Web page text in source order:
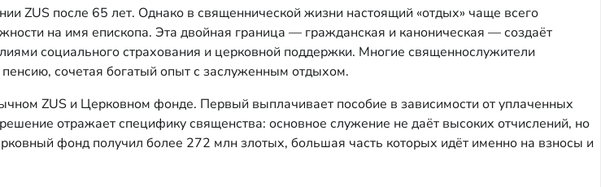
ZUS после 65 лет. Однако в священнической жизни настоящий «отдых» чаще всего
на имя епископа. Эта двойная граница — гражданская и каноническая — создаёт
социального страхования и церковной поддержки. Многие священнослужители
сочетая богатый опыт с заслуженным отдыхом.
ZUS и Церковном фонде. Первый выплачивает пособие в зависимости от уплаченных
отражает специфику священства: основное служение не даёт высоких отчислений, но
фонд получил более 272 млн злотых, большая часть которых идёт именно на взносы и